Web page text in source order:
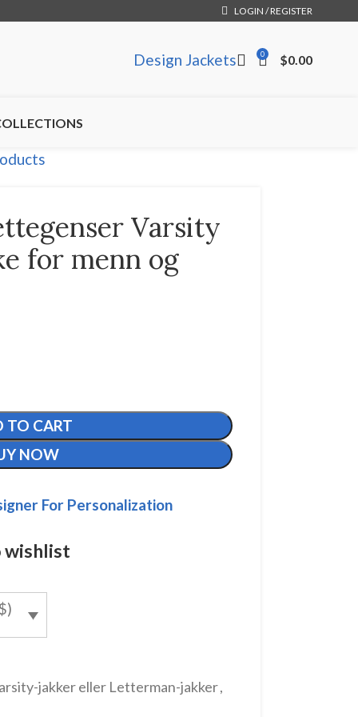
LOGIN / REGISTER
Design Jackets 0 $0.00
Varsity
for menn og
TO CART
NOW
For Personalization
wishlist
jakker eller Letterman-jakker,